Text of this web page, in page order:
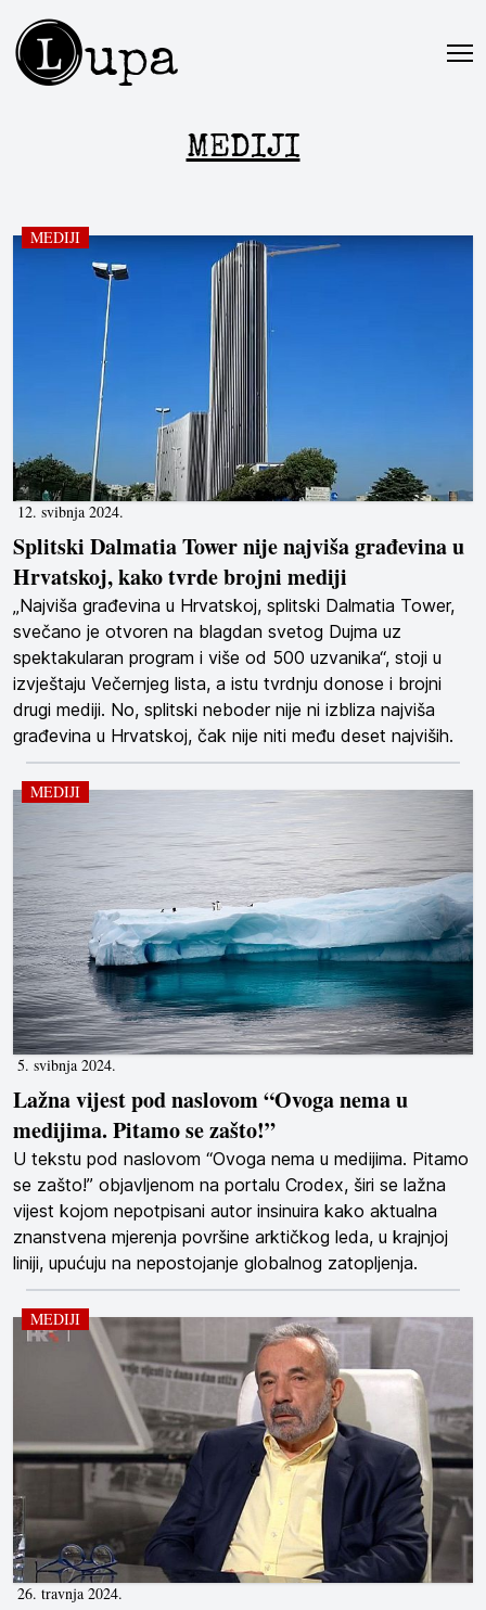
Lupa
MEDIJI
12. svibnja 2024.
MEDIJI
Splitski Dalmatia Tower nije najviša građevina u
Hrvatskoj, kako tvrde brojni mediji
„Najviša građevina u Hrvatskoj, splitski Dalmatia Tower,
svečano je otvoren na blagdan svetog Dujma uz
spektakularan program i više od 500 uzvanika“, stoji u
izvještaju Večernjeg lista, a istu tvrdnju donose i brojni
drugi mediji. No, splitski neboder nije ni izbliza najviša
građevina u Hrvatskoj, čak nije niti među deset najviših.
5. svibnja 2024.
MEDIJI
Lažna vijest pod naslovom “Ovoga nema u
medijima. Pitamo se zašto!”
U tekstu pod naslovom “Ovoga nema u medijima. Pitamo
se zašto!” objavljenom na portalu Crodex, širi se lažna
vijest kojom nepotpisani autor insinuira kako aktualna
znanstvena mjerenja površine arktičkog leda, u krajnjoj
liniji, upućuju na nepostojanje globalnog zatopljenja.
26. travnja 2024.
MEDIJI